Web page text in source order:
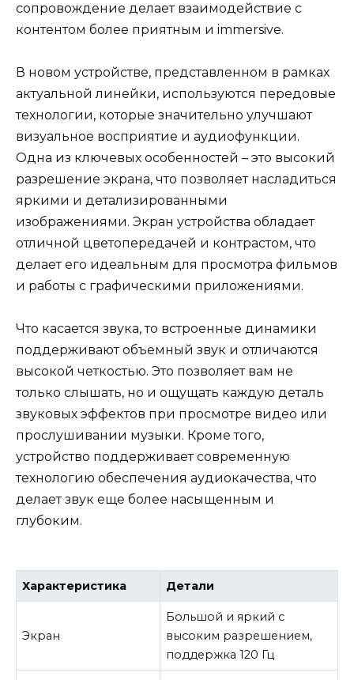
сопровождение делает взаимодействие с
контентом более приятным и immersive.
В новом устройстве, представленном в рамках
актуальной линейки, используются передовые
технологии, которые значительно улучшают
визуальное восприятие и аудиофункции.
Одна из ключевых особенностей – это высокий
разрешение экрана, что позволяет насладиться
яркими и детализированными
изображениями. Экран устройства обладает
отличной цветопередачей и контрастом, что
делает его идеальным для просмотра фильмов
и работы с графическими приложениями.
Что касается звука, то встроенные динамики
поддерживают объемный звук и отличаются
высокой четкостью. Это позволяет вам не
только слышать, но и ощущать каждую деталь
звуковых эффектов при просмотре видео или
прослушивании музыки. Кроме того,
устройство поддерживает современную
технологию обеспечения аудиокачества, что
делает звук еще более насыщенным и
глубоким.
Характеристика Детали
Экран
Большой и яркий с
высоким разрешением,
поддержка 120 Гц